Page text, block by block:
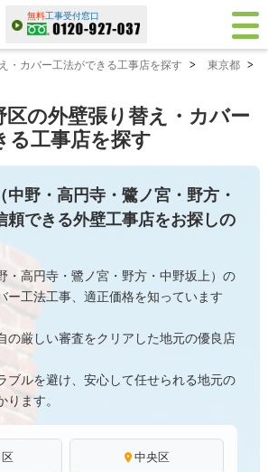
無料工事受付窓口
・カバー工法ができる工事店を探す > 東京都 >
区の外壁張り替え・カバー
る工事店を探す
中野・高円寺・鷺ノ宮・野方・
頼できる外壁工事店をお探しの
・高円寺・鷺ノ宮・野方・中野坂上）の
ー工法工事、適正価格を知っています
の厳しい審査をクリアした地元の優良店
ブルを避け、安心して任せられる地元の
ります。
中央区